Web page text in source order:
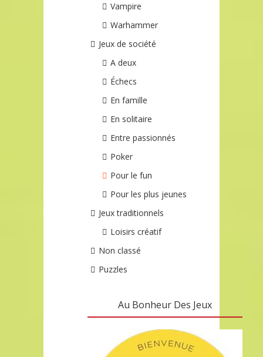
Vampire
Warhammer
Jeux de société
A deux
Échecs
En famille
En solitaire
Entre passionnés
Poker
Pour le fun
Pour les plus jeunes
Jeux traditionnels
Loisirs créatif
Non classé
Puzzles
Au Bonheur Des Jeux